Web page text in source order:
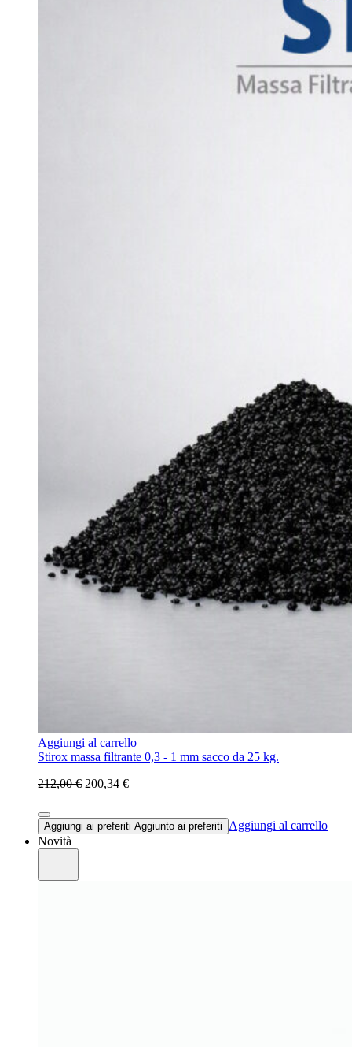
Aggiungi al carrello
Stirox massa filtrante 0,3 - 1 mm sacco da 25 kg.
212,00 € 200,34 €
Aggiungi ai preferiti Aggiunto ai preferiti
Aggiungi al carrello
Novità